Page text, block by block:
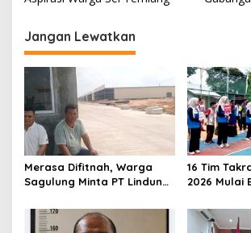
i
g
a
s
i
p
o
Jangan Lewatkan
Merasa Difitnah, Warga
Sagulung Minta PT Lindung
Perlakuan Merendahkan
Masyarakat
16 Tim
2026 Mulai